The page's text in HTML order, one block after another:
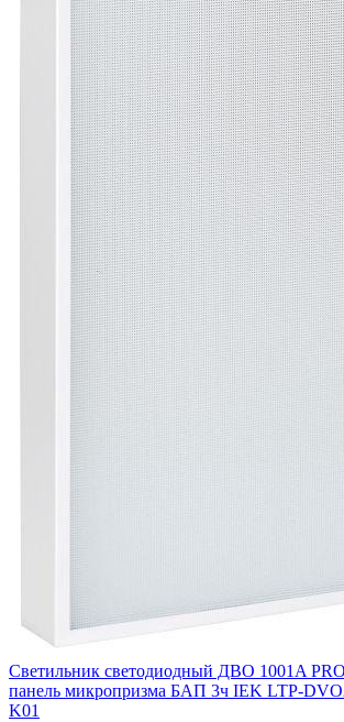
Светильник светодиодный ДВО 1001A
панель микропризма БАП 3ч IEK LTP-
K01